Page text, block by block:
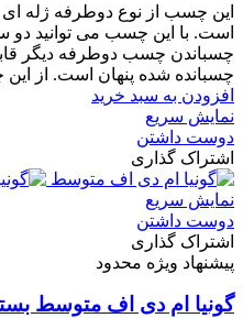
این چسب از نوع دوطرفه ژله
است. با این چسب می توانید دو
چسباندن چسب دوطرفه دیگر
چسبانده شده پنهان است. از
افزودن به سبد خرید
نمایش سریع
دوست داشتن
اشتراک گذاری
نمایش سریع
دوست داشتن
اشتراک گذاری
پیشنهاد ویژه محدود
گونیا ام دی اف متوسط بسته 20